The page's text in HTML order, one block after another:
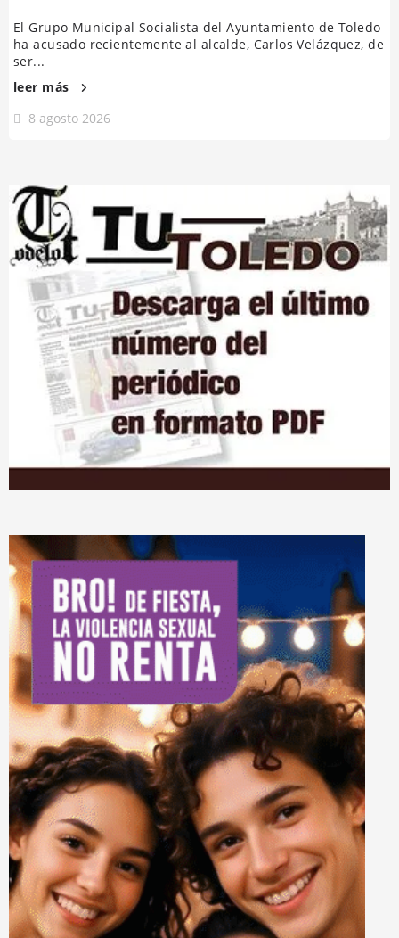
El Grupo Municipal Socialista del Ayuntamiento de Toledo
ha acusado recientemente al alcalde, Carlos Velázquez, de
ser...
leer más
8 agosto 2026